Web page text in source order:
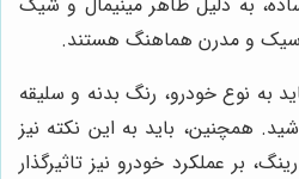
و مدرن هماهنگ هستند.
به نوع خودرو، رنگ بدنه و سلیقه
همچنین، باید به این نکته نیز
بر عملکرد خودرو نیز تاثیرگذار